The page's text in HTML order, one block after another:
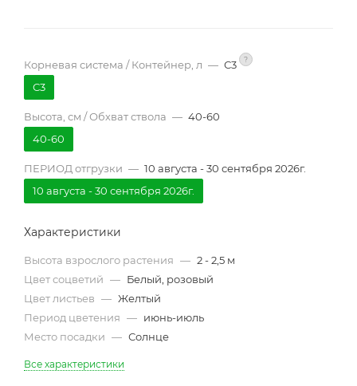
Корневая система / Контейнер, л — С3 ?
С3
Высота, см / Обхват ствола — 40-60
40-60
ПЕРИОД отгрузки — 10 августа - 30 сентября 2026г.
10 августа - 30 сентября 2026г.
Характеристики
Высота взрослого растения — 2 - 2,5 м
Цвет соцветий — Белый, розовый
Цвет листьев — Желтый
Период цветения — июнь-июль
Место посадки — Солнце
Все характеристики